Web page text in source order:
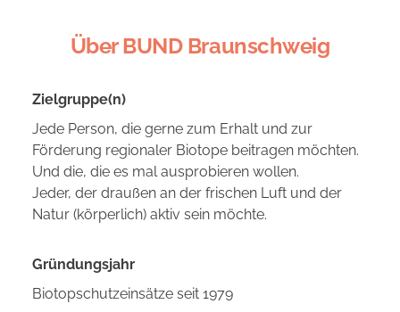
Über BUND Braunschweig
Zielgruppe(n)
Jede Person, die gerne zum Erhalt und zur
Förderung regionaler Biotope beitragen möchten.
Und die, die es mal ausprobieren wollen.
Jeder, der draußen an der frischen Luft und der
Natur (körperlich) aktiv sein möchte.
Gründungsjahr
Biotopschutzeinsätze seit 1979